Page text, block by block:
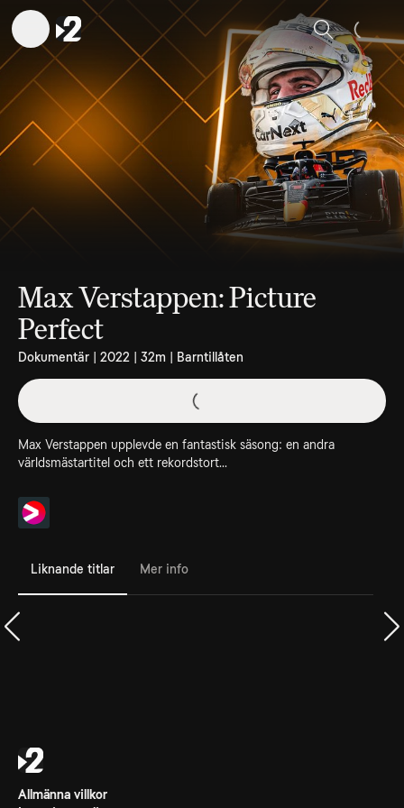
Sök
Max Verstappen: Picture
Perfect
Dokumentär | 2022 | 32m | Barntillåten
Max Verstappen upplevde en fantastisk säsong: en andra
världsmästartitel och ett rekordstort...
Liknande titlar Mer info
Allmänna villkor